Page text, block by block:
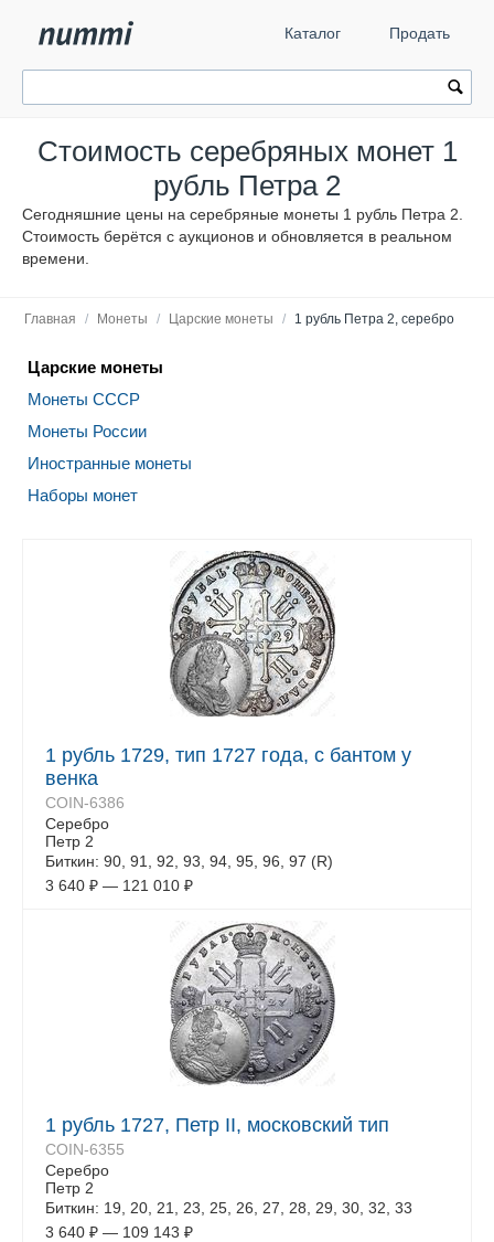
Каталог Продать
Стоимость серебряных монет 1
рубль Петра 2
Сегодняшние цены на серебряные монеты 1 рубль Петра 2.
Стоимость берётся с аукционов и обновляется в реальном
времени.
Главная / Монеты / Царские монеты / 1 рубль Петра 2, серебро
Царские монеты
Монеты СССР
Монеты России
Иностранные монеты
Наборы монет
1 рубль 1729, тип 1727 года, с бантом у
венка
COIN-6386
Серебро
Петр 2
Биткин: 90, 91, 92, 93, 94, 95, 96, 97 (R)
3 640 ₽ — 121 010 ₽
1 рубль 1727, Петр II, московский тип
COIN-6355
Серебро
Петр 2
Биткин: 19, 20, 21, 23, 25, 26, 27, 28, 29, 30, 32, 33
3 640 ₽ — 109 143 ₽